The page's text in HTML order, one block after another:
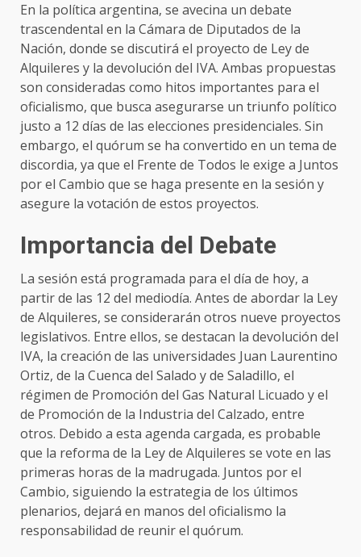
En la política argentina, se avecina un debate
trascendental en la Cámara de Diputados de la
Nación, donde se discutirá el proyecto de Ley de
Alquileres y la devolución del IVA. Ambas propuestas
son consideradas como hitos importantes para el
oficialismo, que busca asegurarse un triunfo político
justo a 12 días de las elecciones presidenciales. Sin
embargo, el quórum se ha convertido en un tema de
discordia, ya que el Frente de Todos le exige a Juntos
por el Cambio que se haga presente en la sesión y
asegure la votación de estos proyectos.
Importancia del Debate
La sesión está programada para el día de hoy, a
partir de las 12 del mediodía. Antes de abordar la Ley
de Alquileres, se considerarán otros nueve proyectos
legislativos. Entre ellos, se destacan la devolución del
IVA, la creación de las universidades Juan Laurentino
Ortiz, de la Cuenca del Salado y de Saladillo, el
régimen de Promoción del Gas Natural Licuado y el
de Promoción de la Industria del Calzado, entre
otros. Debido a esta agenda cargada, es probable
que la reforma de la Ley de Alquileres se vote en las
primeras horas de la madrugada. Juntos por el
Cambio, siguiendo la estrategia de los últimos
plenarios, dejará en manos del oficialismo la
responsabilidad de reunir el quórum.